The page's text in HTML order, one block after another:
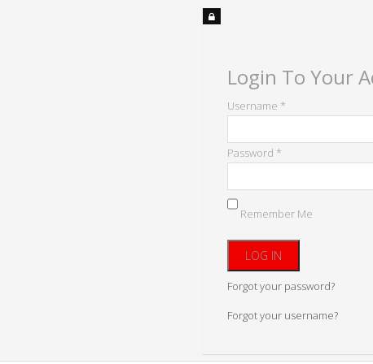
Login To Your
Username *
Password *
Remember Me
Forgot your password?
Forgot your username?